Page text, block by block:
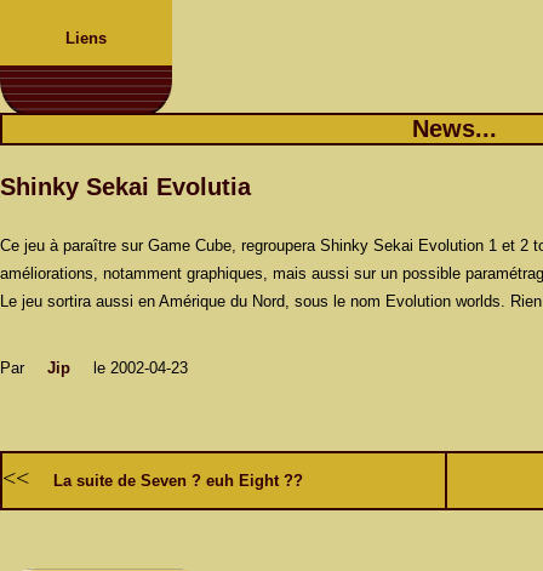
Liens
News...
Shinky Sekai Evolutia
Ce jeu à paraître sur Game Cube, regroupera Shinky Sekai Evolution 1 et 2
améliorations, notamment graphiques, mais aussi sur un possible
Le jeu sortira aussi en Amérique du Nord, sous le nom Evolution worlds.
Par Jip le 2002-04-23
<< La suite de Seven ? euh Eight ??